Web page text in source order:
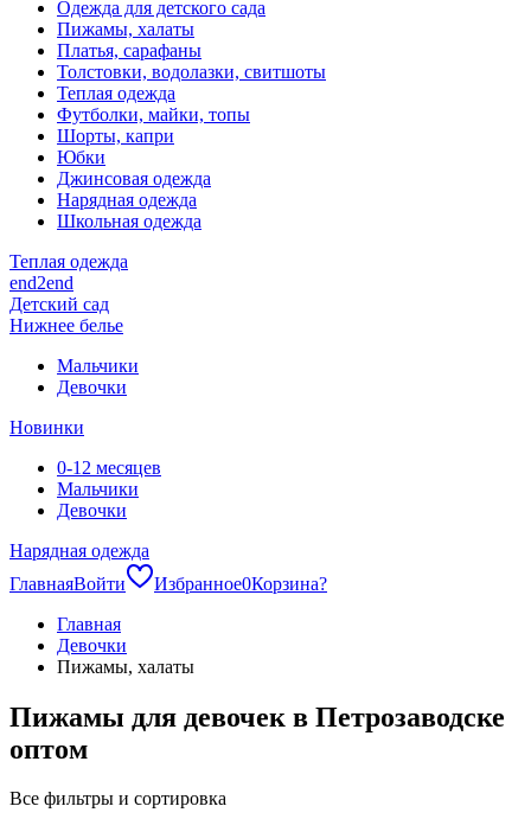
Одежда для детского сада
Пижамы, халаты
Платья, сарафаны
Толстовки, водолазки, свитшоты
Теплая одежда
Футболки, майки, топы
Шорты, капри
Юбки
Джинсовая одежда
Нарядная одежда
Школьная одежда
Теплая одежда
end2end
Детский сад
Нижнее белье
Мальчики
Девочки
Новинки
0-12 месяцев
Мальчики
Девочки
Нарядная одежда
ГлавнаяВойти Избранное0Корзина?
Главная
Девочки
Пижамы, халаты
Пижамы для девочек в Петрозаводске
оптом
Все фильтры и сортировка